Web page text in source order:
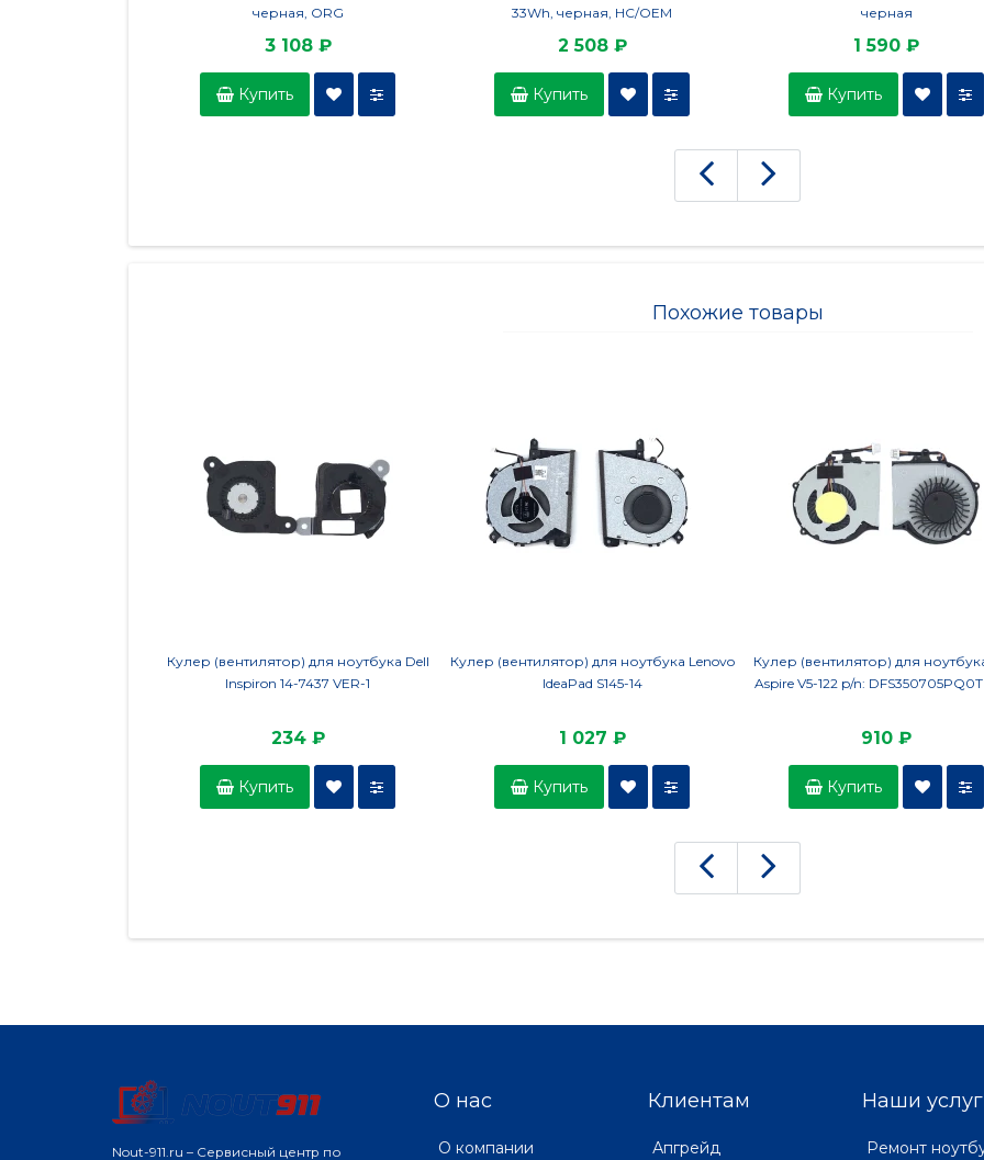
черная, ORG
3 108 ₽
Купить
33Wh, черная, HC/OEM
2 508 ₽
Купить
черная
1 590 ₽
Купить
Похожие товары
Кулер (вентилятор) для ноутбука Dell
Inspiron 14-7437 VER-1
234 ₽
Купить
Кулер (вентилятор) для ноутбука Lenovo
IdeaPad S145-14
1 027 ₽
Купить
Кулер (вентилятор) для
Aspire V5-122 p/n: DFS350705PQ0T
910 ₽
Купить
Nout-911.ru – Сервисный центр по
О нас
О компании
Клиентам
Апгрейд
Наши
Ремонт